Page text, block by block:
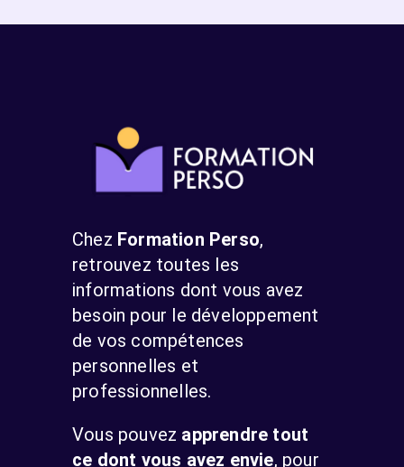
Chez Formation Perso,
retrouvez toutes les
informations dont vous avez
besoin pour le développement
de vos compétences
personnelles et
professionnelles.
Vous pouvez apprendre tout
ce dont vous avez envie, pour